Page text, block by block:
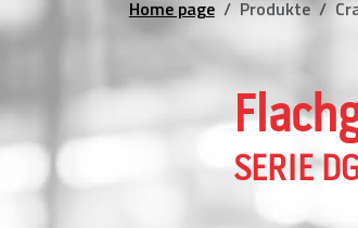
Home page Produkte
SERIE